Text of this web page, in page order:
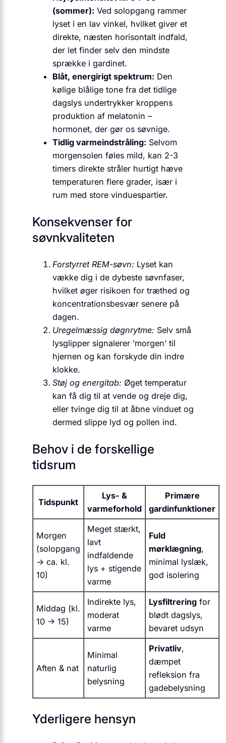
(sommer): Ved solopgang rammer
lyset i en lav vinkel, hvilket giver et
direkte, næsten horisontalt indfald,
der let finder selv den mindste
sprække i gardinet.
Blåt, energirigt spektrum: Den
kølige blålige tone fra det tidlige
dagslys undertrykker kroppens
produktion af melatonin –
hormonet, der gør os søvnige.
Tidlig varmeindstråling: Selvom
morgensolen føles mild, kan 2-3
timers direkte stråler hurtigt hæve
temperaturen flere grader, især i
rum med store vinduespartier.
Konsekvenser for
søvnkvaliteten
Forstyrret REM-søvn: Lyset kan
vække dig i de dybeste søvnfaser,
hvilket øger risikoen for træthed og
koncentrations­besvær senere på
dagen.
Uregelmæssig døgnrytme: Selv små
lysglipper signalerer ’morgen’ til
hjernen og kan forskyde din indre
klokke.
Støj og energitab: Øget temperatur
kan få dig til at vende og dreje dig,
eller tvinge dig til at åbne vinduet og
dermed slippe lyd og pollen ind.
Behov i de forskellige
tidsrum
Tidspunkt
Lys- &
varmeforhold
Primære
gardinfunktioner
Morgen
(solopgang
→ ca. kl.
10)
Meget stærkt,
lavt
indfaldende
lys + stigende
varme
Fuld
mørklægning,
minimal lyslæk,
god isolering
Middag (kl.
10 → 15)
Indirekte lys,
moderat
varme
Lysfiltrering for
blødt dagslys,
bevaret udsyn
Aften & nat
Minimal
naturlig
belysning
Privatliv,
dæmpet
refleksion fra
gadebelysning
Yderligere hensyn